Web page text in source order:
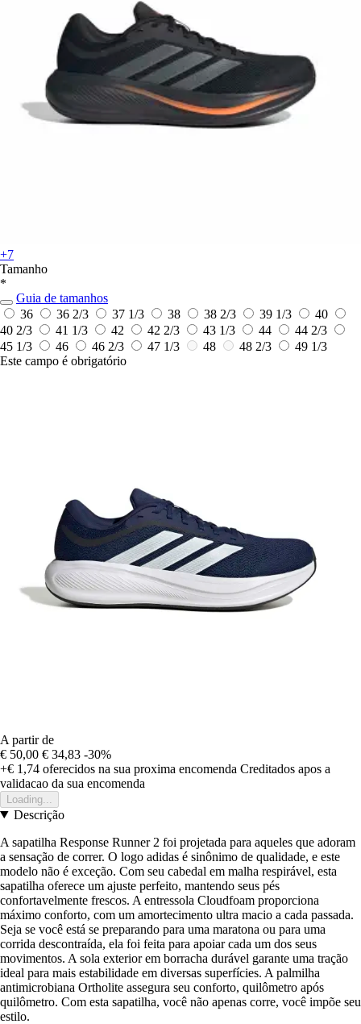
+7
Tamanho
*
Guia de tamanhos
36
36 2/3 37 1/3 38 38 2/3 39 1/3
40
40 2/3
41 1/3 42 42 2/3 43 1/3 44
44 2/3
45 1/3
46 46 2/3 47 1/3 48 48 2/3
49 1/3
Este campo é obrigatório
A partir de
€ 50,00 € 34,83 -30%
+€ 1,74 oferecidos na sua proxima encomenda Creditados apos a
validacao da sua encomenda
Loading...
Descrição
A sapatilha Response Runner 2 foi projetada para aqueles que adoram
a sensação de correr. O logo adidas é sinônimo de qualidade, e este
modelo não é exceção. Com seu cabedal em malha respirável, esta
sapatilha oferece um ajuste perfeito, mantendo seus pés
confortavelmente frescos. A entressola Cloudfoam proporciona
máximo conforto, com um amortecimento ultra macio a cada passada.
Seja se você está se preparando para uma maratona ou para uma
corrida descontraída, ela foi feita para apoiar cada um dos seus
movimentos. A sola exterior em borracha durável garante uma tração
ideal para mais estabilidade em diversas superfícies. A palmilha
antimicrobiana Ortholite assegura seu conforto, quilômetro após
quilômetro. Com esta sapatilha, você não apenas corre, você impõe seu
estilo.